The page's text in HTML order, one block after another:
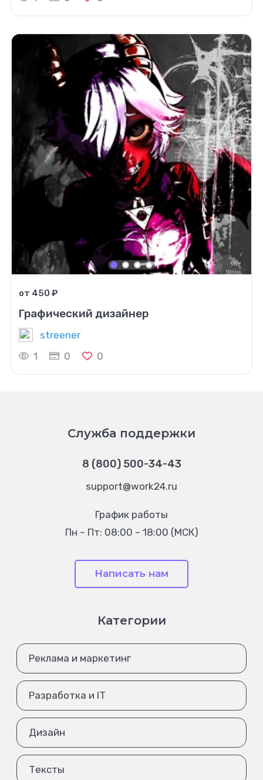
от 450 ₽
Графический дизайнер
streener
1
0 0
Служба поддержки
8 (800) 500-34-43
support@work24.ru
График работы
Пн – Пт: 08:00 – 18:00 (МСК)
Написать нам
Категории
Реклама и маркетинг
Разработка и IT
Дизайн
Тексты